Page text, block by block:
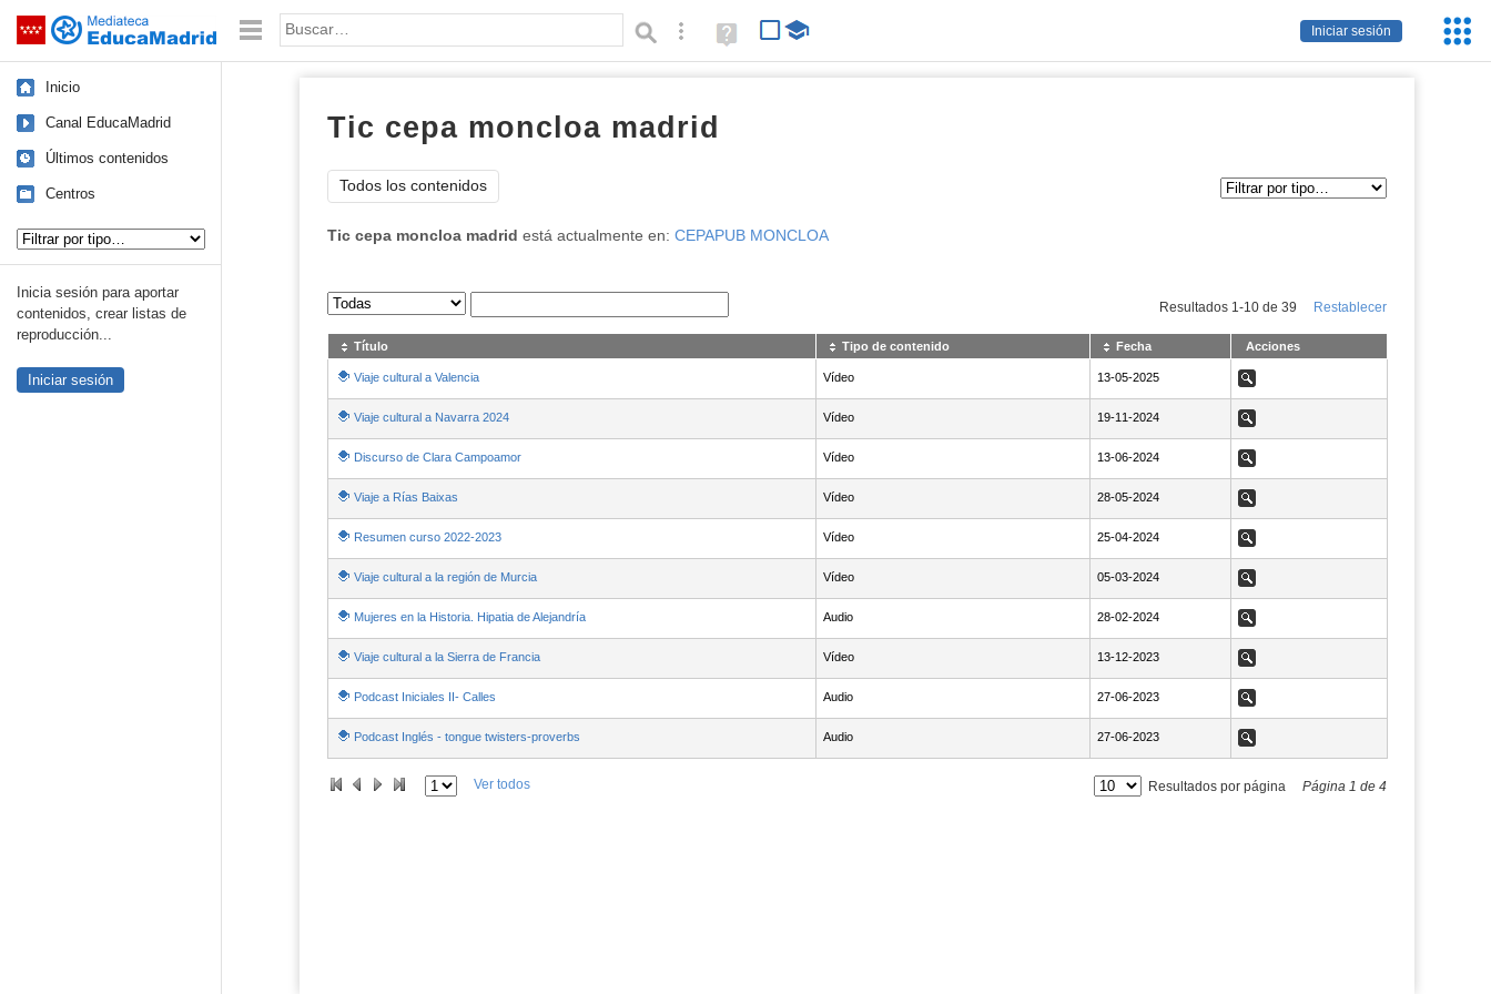
Saltar navegación
Iniciar sesión
Palabra o frase: Búsqueda avanzada
Ayuda
(en
Inicio
Canal EducaMadrid
Últimos contenidos
Centros
Inicia sesión para aportar
contenidos, crear listas de
reproducción...
Iniciar sesión
Tic cepa moncloa madrid
Todos los contenidos
Tic cepa moncloa madrid está actualmente en: CEPAPUB MONCLOA
Sus archivos Resultados 1 -10de 39 Restablecer
Título Tipo de contenido Fecha Acciones
Viaje cultural a Valencia Vídeo NaN13-05-2025
13-05-2025 Ver
Viaje cultural a Navarra 2024 Vídeo NaN19-11-2024
19-11-2024 Ver
Discurso de Clara Campoamor Vídeo NaN13-06-2024
13-06-2024 Ver
Viaje a Rías Baixas Vídeo NaN28-05-2024
28-05-2024 Ver
Resumen curso 2022-2023 Vídeo NaN25-04-2024
25-04-2024 Ver
Viaje cultural a la región de Murcia Vídeo NaN05-03-2024
05-03-2024 Ver
Mujeres en la Historia. Hipatia de Alejandría Audio NaN28-02-2024
28-02-2024 Ver
Viaje cultural a la Sierra de Francia Vídeo NaN13-12-2023
13-12-2023 Ver
Podcast Iniciales II- Calles Audio NaN27-06-2023
27-06-2023 Ver
Podcast Inglés - tongue twisters-proverbs Audio NaN27-06-2023
27-06-2023 Ver
Ver todos Resultados por página Página 1 de 4